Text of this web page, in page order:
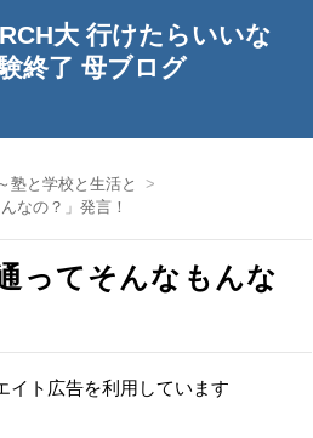
大 行けたらいいな
験終了 母ブログ
塾と学校と生活と
なの？」発言！
ってそんなもんな
ト広告を利用しています